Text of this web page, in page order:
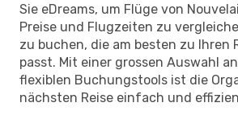
Sie eDreams, um Flüge von
Preise und Flugzeiten zu
zu buchen, die am besten zu Ihren
passt. Mit einer grossen Auswahl
flexiblen Buchungstools ist die
nächsten Reise einfach und